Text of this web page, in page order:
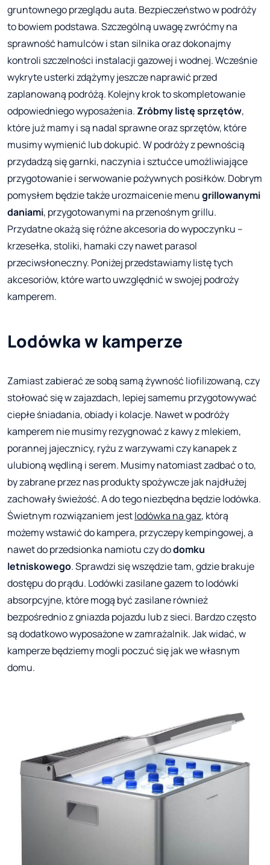
gruntownego przeglądu auta. Bezpieczeństwo w podróży
to bowiem podstawa. Szczególną uwagę zwróćmy na
sprawność hamulców i stan silnika oraz dokonajmy
kontroli szczelności instalacji gazowej i wodnej. Wcześnie
wykryte usterki zdążymy jeszcze naprawić przed
zaplanowaną podróżą. Kolejny krok to skompletowanie
odpowiedniego wyposażenia. Zróbmy listę sprzętów,
które już mamy i są nadal sprawne oraz sprzętów, które
musimy wymienić lub dokupić. W podróży z pewnością
przydadzą się garnki, naczynia i sztućce umożliwiające
przygotowanie i serwowanie pożywnych posiłków. Dobrym
pomysłem będzie także urozmaicenie menugrillowanymi
daniami, przygotowanymi na przenośnym grillu.
Przydatne okażą się różne akcesoria do wypoczynku –
krzesełka, stoliki, hamaki czy nawet parasol
przeciwsłoneczny. Poniżej przedstawiamy listę tych
akcesoriów, które warto uwzględnić w swojej podroży
kamperem.
Lodówka w kamperze
Zamiast zabierać ze sobą samą żywność liofilizowaną, czy
stołować się w zajazdach, lepiej samemu przygotowywać
ciepłe śniadania, obiady i kolacje. Nawet w podróży
kamperem nie musimy rezygnować z kawy z mlekiem,
porannej jajecznicy, ryżu z warzywami czy kanapek z
ulubioną wędliną i serem. Musimy natomiast zadbać o to,
by zabrane przez nas produkty spożywcze jak najdłużej
zachowały świeżość. A do tego niezbędna będzie lodówka.
Świetnym rozwiązaniem jestlodówka na gaz, którą
możemy wstawić do kampera, przyczepy kempingowej, a
nawet do przedsionka namiotu czy dodomku
letniskowego. Sprawdzi się wszędzie tam, gdzie brakuje
dostępu do prądu. Lodówki zasilane gazem to lodówki
absorpcyjne, które mogą być zasilane również
bezpośrednio z gniazda pojazdu lub z sieci. Bardzo często
są dodatkowo wyposażone w zamrażalnik. Jak widać, w
kamperze będziemy mogli poczuć się jak we własnym
domu.